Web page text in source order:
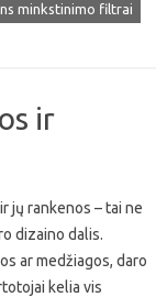
minkstinimo filtrai
ir
jų rankenos – tai ne
dizaino dalis.
ar medžiagos, daro
kelia vis